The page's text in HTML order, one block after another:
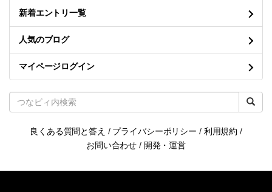
新着エントリ一覧
人気のブログ
マイページログイン
良くある質問と答え / プライバシーポリシー / 利用規約 /
お問い合わせ / 開発・運営